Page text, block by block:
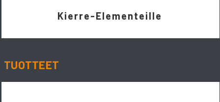
Kierre-Elementeille
TUOTTEET